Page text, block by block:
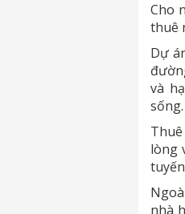
Cho
thuê
Dự
và
sống.
lòng
nhà